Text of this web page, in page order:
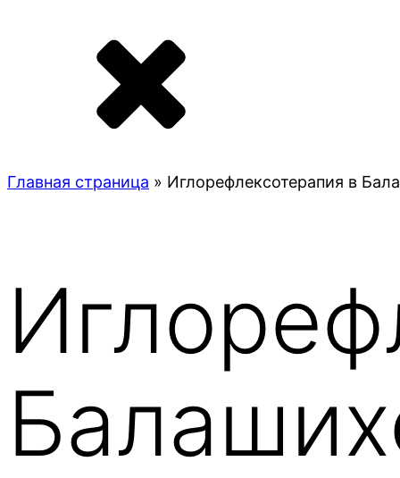
Главная страница » Иглорефлексотерапия в